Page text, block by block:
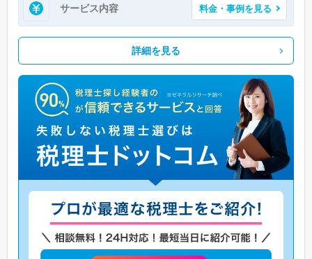
サービス内容 料金・事例を見る
詳細を見る